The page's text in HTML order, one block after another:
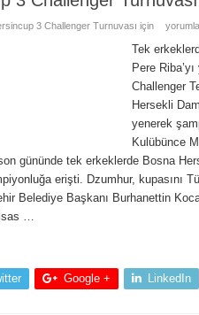
3 Challenger Turnuvası için
Tek
Pere
Challenger
Hersekli
yenerek
Kulübünce
gününde tek erkeklerde Bosna
erişti. Dzumhur, kupasını
Belediye Başkanı Burhanettin
…
Google + LinkedIn